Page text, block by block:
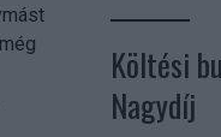
Költési
Nagydíj